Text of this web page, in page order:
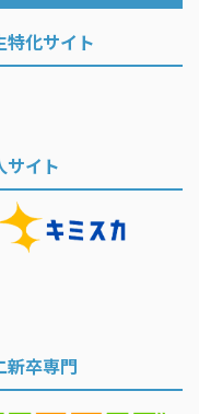
化サイト
イト
卒専門